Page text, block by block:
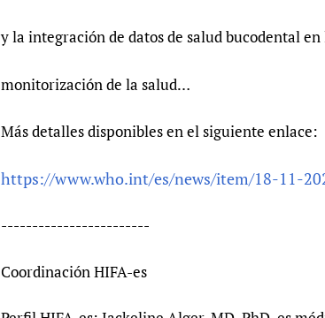
y la integración de datos de salud bucodental
monitorización de la salud…
Más detalles disponibles en el siguiente enlace:
https://www.who.int/es/news/item/18-11-
------------------------
Coordinación HIFA-es